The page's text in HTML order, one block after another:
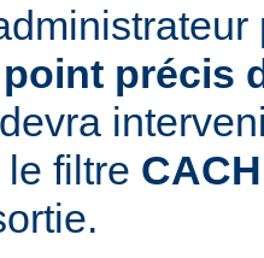
point précis
filtre